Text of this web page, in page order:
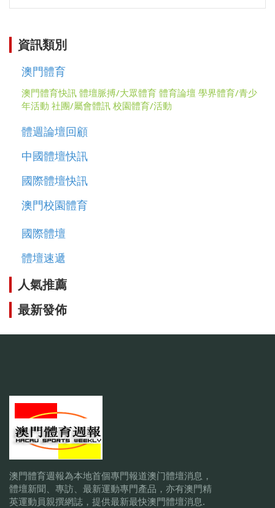
資訊類別
澳門體育
澳門體育快訊 體壇脈搏/大眾體育 體育論壇 學界體育/青少
年活動 社團/屬會體訊 校園體育/活動
體週論壇回顧
中國體壇快訊
國際體壇快訊
澳門校園體育
國際體壇
體壇速遞
人氣推薦
最新發佈
澳門體育週報為本地首個專門報道澳门體壇消息，
體壇新聞、專訪、最新運動專門產品，亦有澳門精
英運動員親撰網誌，提供最新最快澳門體壇消息.